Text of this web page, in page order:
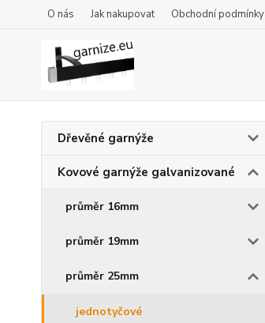
O nás Jak nakupovat Obchodní podmínky
Dřevěné garnýže
Kovové garnýže galvanizované
průměr 16mm
průměr 19mm
průměr 25mm
jednotyčové